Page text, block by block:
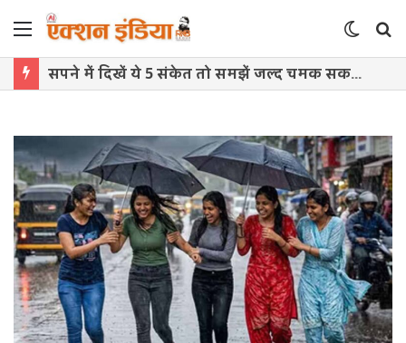
Menu
Switch
skin
सपने में दिखें ये 5 संकेत तो समझें जल्द चमक सकती है किस्मत